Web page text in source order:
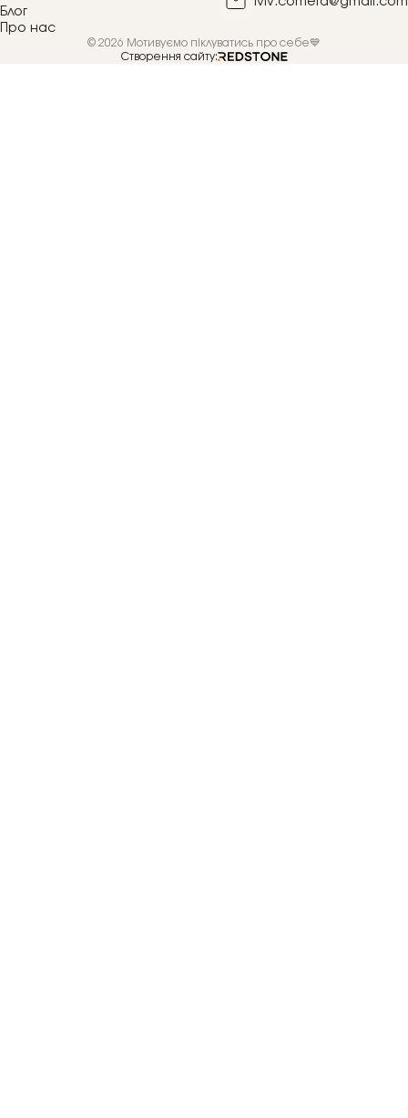
Блог
Про нас
© 2026 Мотивуємо піклуватись про себе💙
Створення сайту: